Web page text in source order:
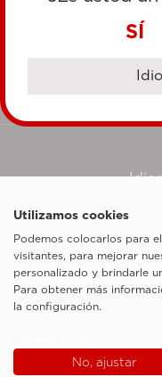
Esaote SpA ©2026 - Vat
Sociedad sujeta a la actividad
Enterprise Management
Notas legales
Cookie Policy
SÍ
Utilizamos cookies
Podemos colocarlos para
visitantes, para mejorar
personalizado y brindarle
Para obtener más
la configuración.
No, ajustar